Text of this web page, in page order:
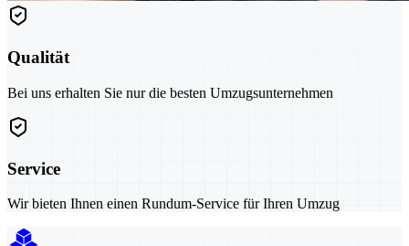
Qualität
Bei uns erhalten Sie nur die besten Umzugsunternehmen
Service
Wir bieten Ihnen einen Rundum-Service für Ihren Umzug